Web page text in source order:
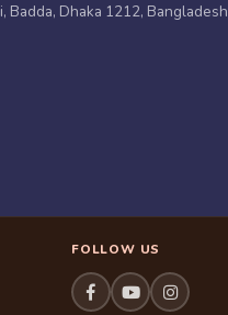
Badda, Dhaka 1212, Bangladesh
FOLLOW US